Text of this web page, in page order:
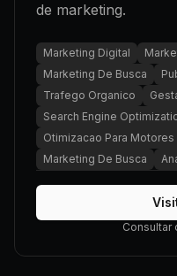
de marketing.
Marketing Digital
Marketing De Busca
Trafego Organico
Search Engine
Otimizacao Para Motores
Marketing De Busca
Consultar